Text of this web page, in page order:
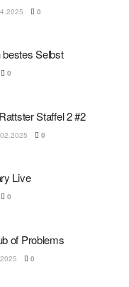
0
Selbst
0
Staffel 2 #2
0
Live
0
of Problems
0